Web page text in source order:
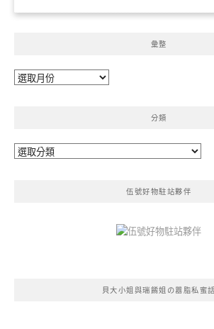
彙整
彙
分類
分
伍號好物駐站夥伴
貝大小姐與瑞餚姐の囂脂私蜜話